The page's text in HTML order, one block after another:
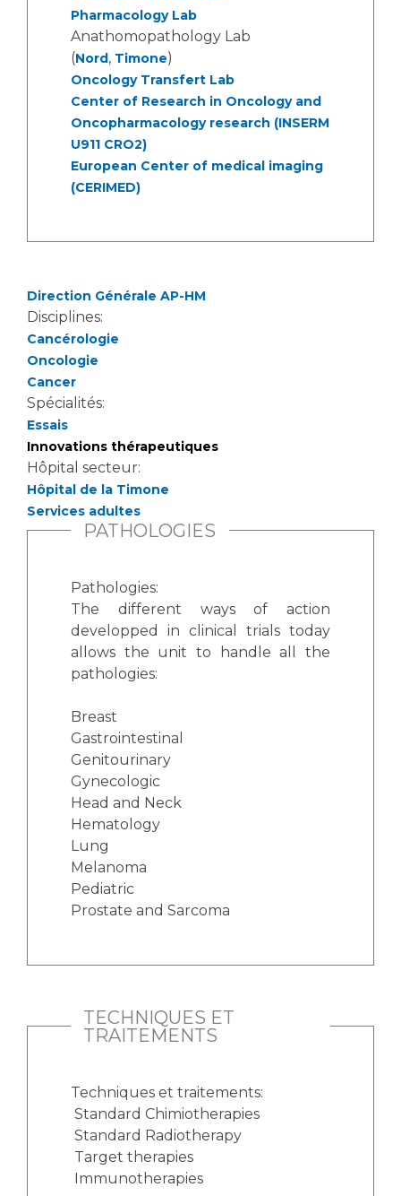
Qualité
Nos indicateurs qualité et de sécurité des soins
Protection des données
Sécurité
Les recherches en santé à l’AP-HM
Lieu de santé sans tabac
Documents utiles
Pharmacology Lab
Anathomopathology Lab
(Nord, Timone)
Oncology Transfert Lab
Center of Research in Oncology and
Oncopharmacology research (INSERM
U911 CRO2)
European Center of medical imaging
(CERIMED)
Direction Générale AP-HM
Disciplines:
Cancérologie
Oncologie
Cancer
Spécialités:
Essais
Innovations thérapeutiques
Hôpital secteur:
Hôpital de la Timone
Services adultes
PATHOLOGIES
Pathologies:
The different ways of action
developped in clinical trials today
allows the unit to handle all the
pathologies:
Breast
Gastrointestinal
Genitourinary
Gynecologic
Head and Neck
Hematology
Lung
Melanoma
Pediatric
Prostate and Sarcoma
TECHNIQUES ET
TRAITEMENTS
Techniques et traitements:
Standard Chimiotherapies
Standard Radiotherapy
Target therapies
Immunotherapies